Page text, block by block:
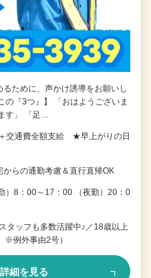
ために、声かけ誘導をお願いし
の『3つ』】 「おはようございま
す」 「足…
交通費全額支給 ★早上がりの日
らの通勤考慮＆直行直帰OK
）8：00～17：00 （夜勤）20：0
タッフも多数活躍中♪／18歳以上
※例外事由2号）
詳細を見る